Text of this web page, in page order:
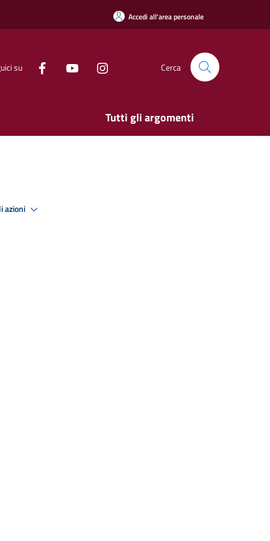
Accedi all'area personale
su Cerca
Tutti gli argomenti
azioni